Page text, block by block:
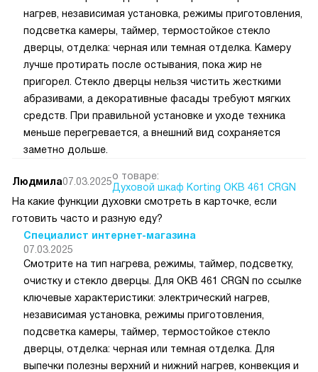
нагрев, независимая установка, режимы приготовления,
подсветка камеры, таймер, термостойкое стекло
дверцы, отделка: черная или темная отделка. Камеру
лучше протирать после остывания, пока жир не
пригорел. Стекло дверцы нельзя чистить жесткими
абразивами, а декоративные фасады требуют мягких
средств. При правильной установке и уходе техника
меньше перегревается, а внешний вид сохраняется
заметно дольше.
Людмила07.03.2025о товаре:
Духовой шкаф Korting OKB 461 CRGN
На какие функции духовки смотреть в карточке, если
готовить часто и разную еду?
Специалист интернет-магазина
07.03.2025
Смотрите на тип нагрева, режимы, таймер, подсветку,
очистку и стекло дверцы. Для OKB 461 CRGN по ссылке
ключевые характеристики: электрический нагрев,
независимая установка, режимы приготовления,
подсветка камеры, таймер, термостойкое стекло
дверцы, отделка: черная или темная отделка. Для
выпечки полезны верхний и нижний нагрев, конвекция и